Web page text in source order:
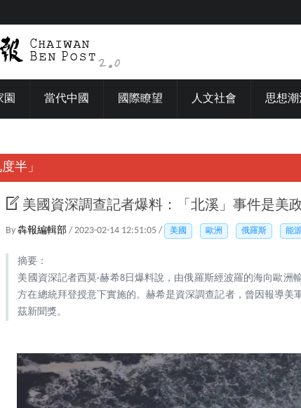
園 當代中國 國際瞭望 人文社會 思想潮
半」
美國資深調查記者爆料：「北溪」事件是美
By 犇報編輯部 / 2023-02-14 12:51:05 / 美國 歐洲 俄羅斯 能
摘要：
美國資深記者西莫·赫希8日爆料說，由俄羅斯經波羅的海向歐洲
方在總統拜登授意下實施的。赫希是資深調查記者，曾因報導美
茲新聞獎。